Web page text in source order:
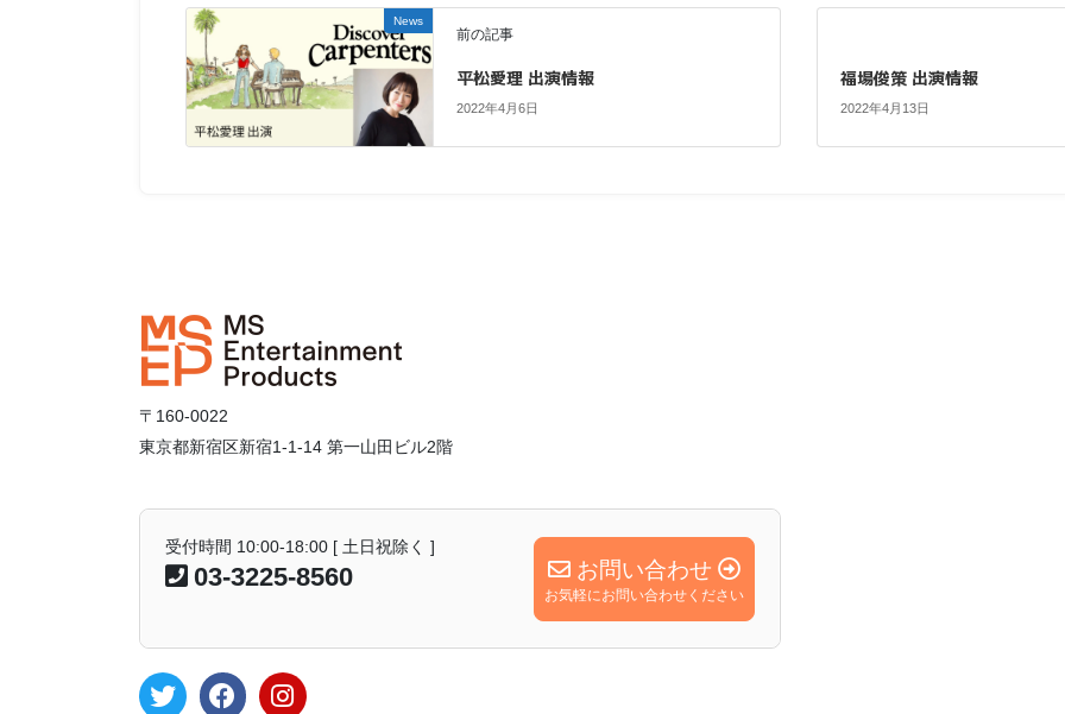
News
前の記事
平松愛理 出演情報
2022年4月6日
福場俊策 出演情報
2022年4月13日
〒160-0022
東京都新宿区新宿1-1-14 第一山田ビル2階
受付時間 10:00-18:00 [ 土日祝除く ]
03-3225-8560 お問い合わせ
お気軽にお問い合わせください